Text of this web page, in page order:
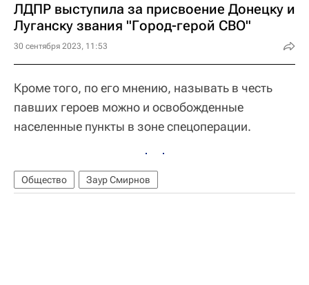
ЛДПР выступила за присвоение Донецку и
Луганску звания "Город-герой СВО"
30 сентября 2023, 11:53
Кроме того, по его мнению, называть в честь
павших героев можно и освобожденные
населенные пункты в зоне спецоперации.
Общество Заур Смирнов